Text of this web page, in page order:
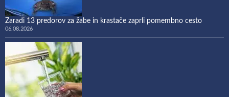
Zaradi 13 predorov za žabe in krastače zaprli pomembno cesto
06.08.2026